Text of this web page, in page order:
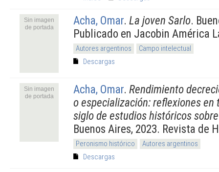
Sin imagen
de portada
Acha, Omar. La joven Sarlo.
Publicado en Jacobin América
Autores argentinos
Campo intelectual
Descargas
Sin imagen
de portada
Acha, Omar. Rendimiento
o especialización: reflexiones en
siglo de estudios históricos
Buenos Aires, 2023. Revista de
Peronismo histórico
Autores argentinos
Descargas